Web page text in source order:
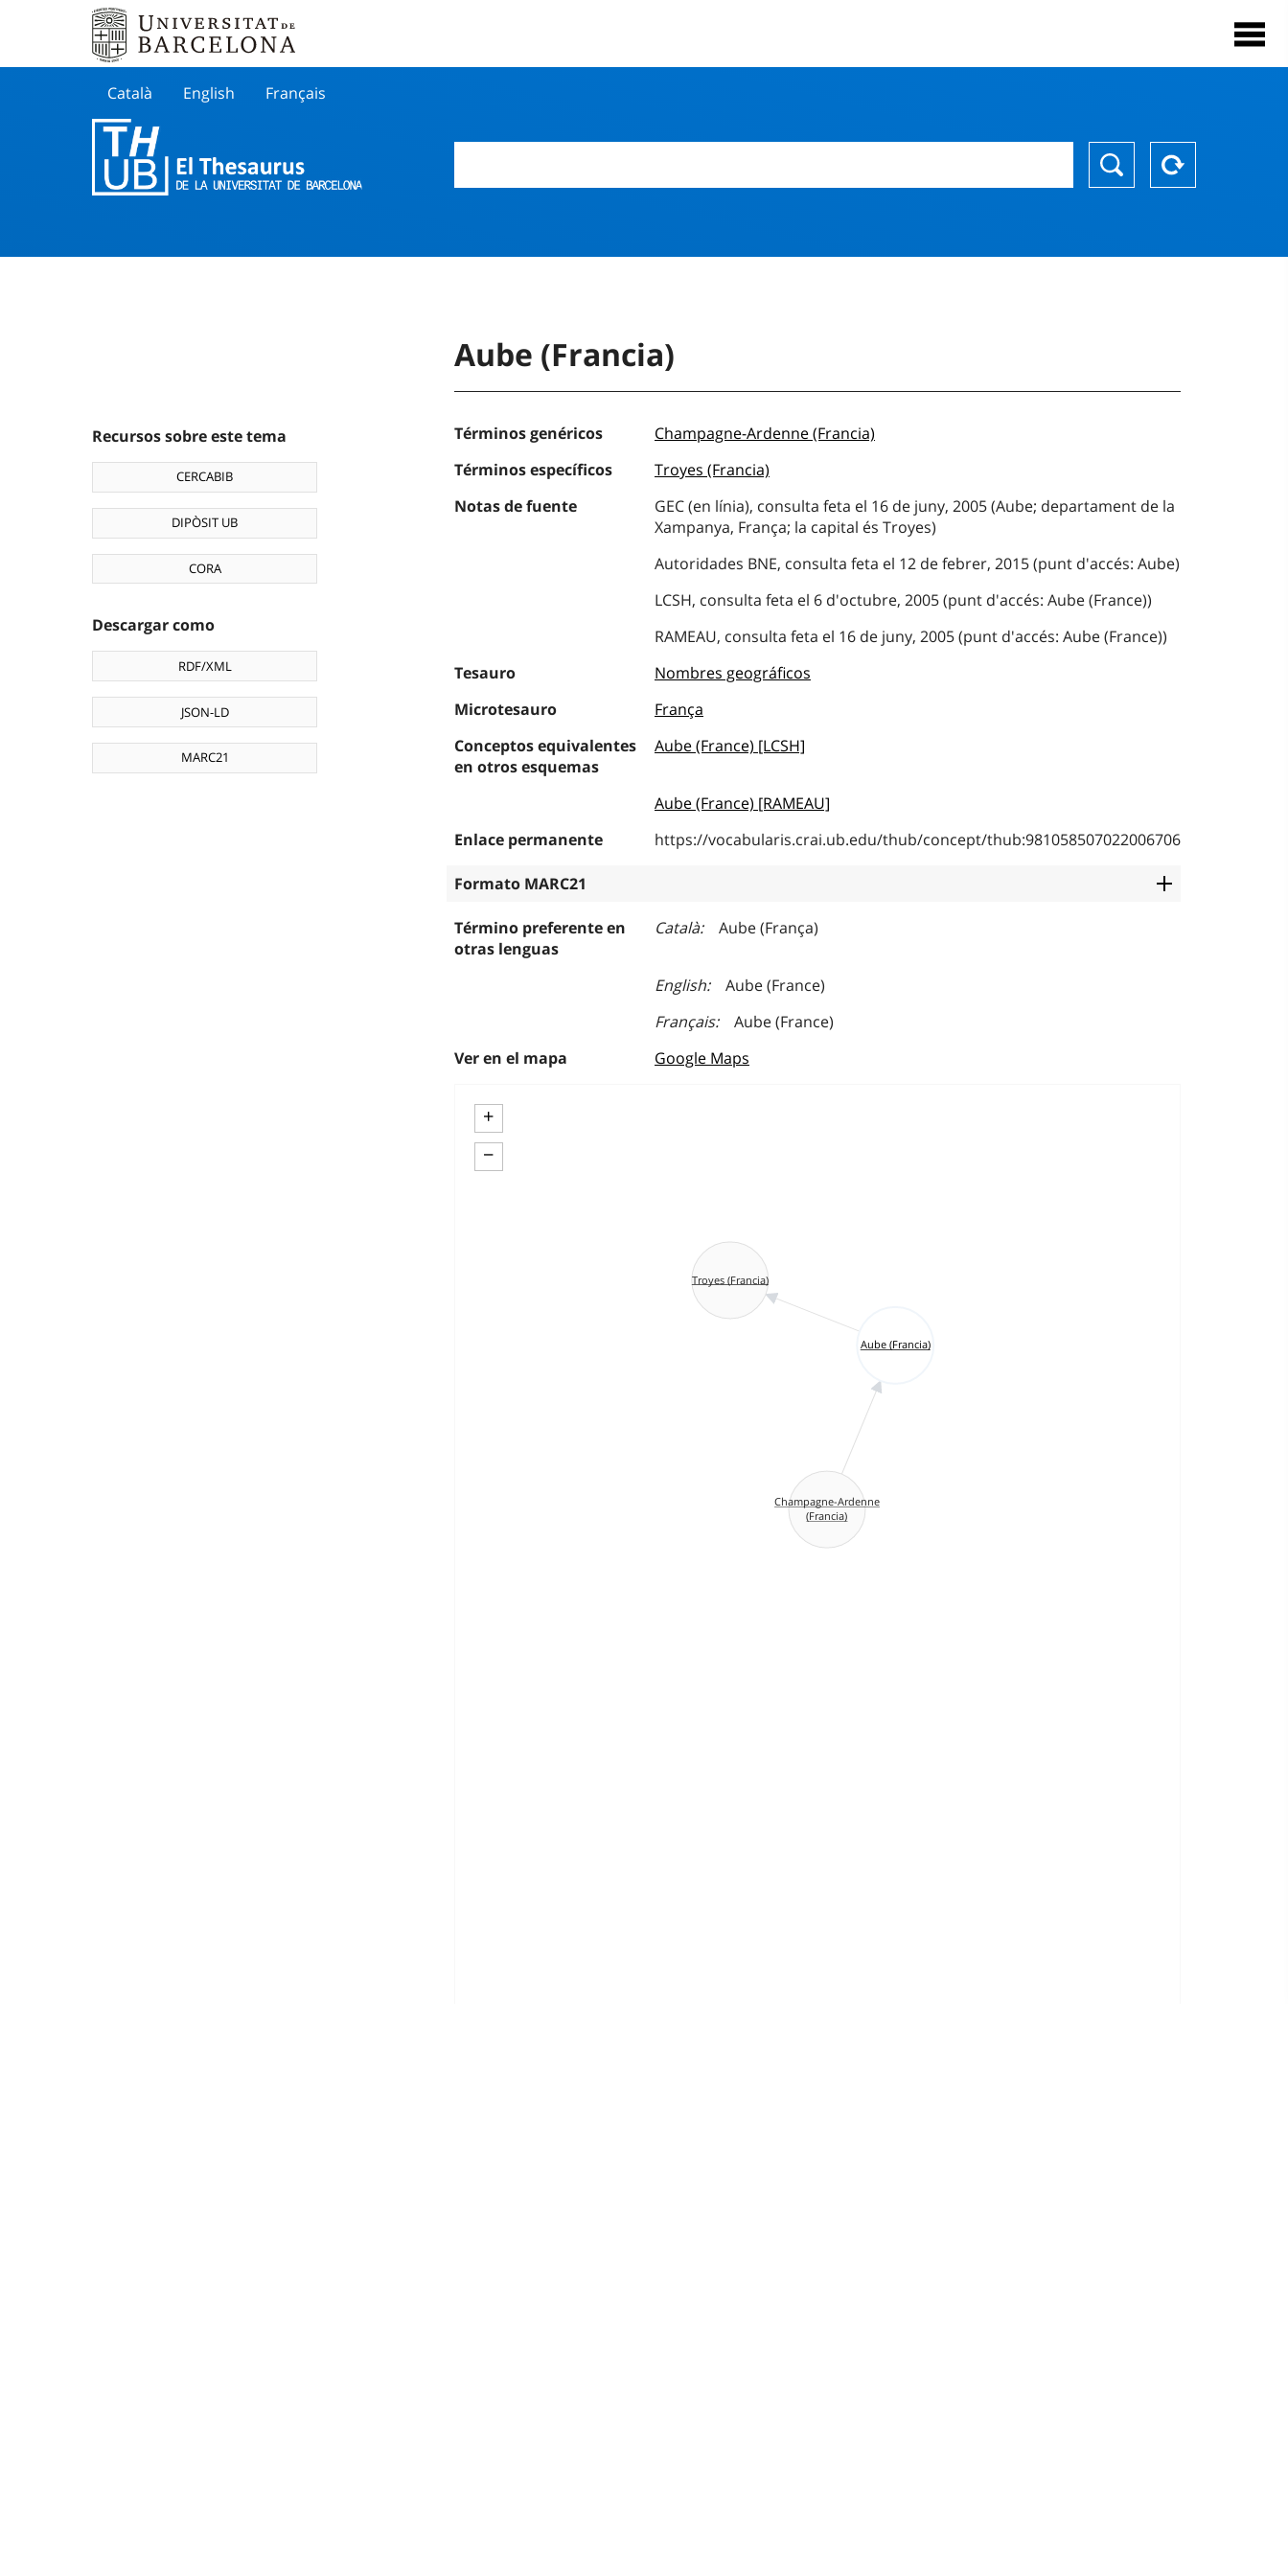
Català English Français
Recursos sobre este tema
CERCABIB
DIPÒSIT UB
CORA
Descargar como
RDF/XML
JSON-LD
MARC21
Aube (Francia)
Términos genéricos
Champagne-Ardenne (Francia)
Términos específicos
Troyes (Francia)
Notas de fuente
GEC (en línia), consulta feta el 16 de juny, 2005 (Aube; departament de la
Xampanya, França; la capital és Troyes)
Autoridades BNE, consulta feta el 12 de febrer, 2015 (punt d'accés: Aube)
LCSH, consulta feta el 6 d'octubre, 2005 (punt d'accés: Aube (France))
RAMEAU, consulta feta el 16 de juny, 2005 (punt d'accés: Aube (France))
Tesauro
Nombres geográficos
Microtesauro
França
Conceptos equivalentes
en otros esquemas
Aube (France) [LCSH]
Aube (France) [RAMEAU]
Enlace permanente
https://vocabularis.crai.ub.edu/thub/concept/thub:981058507022006706
Formato MARC21
Término preferente en
otras lenguas
Català Aube (França)
English
Aube (France)
Français
Aube (France)
Ver en el mapa
Google Maps
+
−
Aube (Francia)
Champagne-Ardenne
(Francia)
Troyes (Francia)